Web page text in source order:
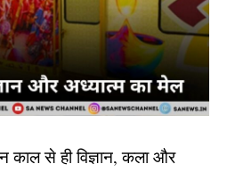
काल से ही विज्ञान, कला और